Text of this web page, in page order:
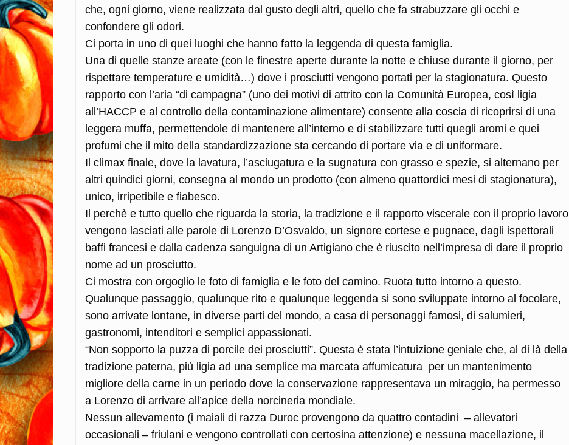
che, ogni giorno, viene realizzata dal gusto degli altri, quello che fa strabuzzare gli occhi e
confondere gli odori.
Ci porta in uno di quei luoghi che hanno fatto la leggenda di questa famiglia.
Una di quelle stanze areate (con le finestre aperte durante la notte e chiuse durante il giorno, per
rispettare temperature e umidità…) dove i prosciutti vengono portati per la stagionatura. Questo
rapporto con l’aria “di campagna” (uno dei motivi di attrito con la Comunità Europea, così ligia
all’HACCP e al controllo della contaminazione alimentare) consente alla coscia di ricoprirsi di una
leggera muffa, permettendole di mantenere all’interno e di stabilizzare tutti quegli aromi e quei
profumi che il mito della standardizzazione sta cercando di portare via e di uniformare.
Il climax finale, dove la lavatura, l’asciugatura e la sugnatura con grasso e spezie, si alternano per
altri quindici giorni, consegna al mondo un prodotto (con almeno quattordici mesi di stagionatura),
unico, irripetibile e fiabesco.
Il perchè e tutto quello che riguarda la storia, la tradizione e il rapporto viscerale con il proprio lavoro
vengono lasciati alle parole di Lorenzo D’Osvaldo, un signore cortese e pugnace, dagli ispettorali
baffi francesi e dalla cadenza sanguigna di un Artigiano che è riuscito nell’impresa di dare il proprio
nome ad un prosciutto.
Ci mostra con orgoglio le foto di famiglia e le foto del camino. Ruota tutto intorno a questo.
Qualunque passaggio, qualunque rito e qualunque leggenda si sono sviluppate intorno al focolare,
sono arrivate lontane, in diverse parti del mondo, a casa di personaggi famosi, di salumieri,
gastronomi, intenditori e semplici appassionati.
“Non sopporto la puzza di porcile dei prosciutti”. Questa è stata l’intuizione geniale che, al di là della
tradizione paterna, più ligia ad una semplice ma marcata affumicatura per un mantenimento
migliore della carne in un periodo dove la conservazione rappresentava un miraggio, ha permesso
a Lorenzo di arrivare all’apice della norcineria mondiale.
Nessun allevamento (i maiali di razza Duroc provengono da quattro contadini – allevatori
occasionali – friulani e vengono controllati con certosina attenzione) e nessuna macellazione, il